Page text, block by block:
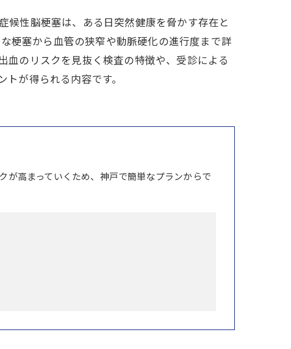
性脳梗塞は、ある日突然健康を脅かす存在と
梗塞から血管の狭窄や動脈硬化の進行度まで詳
血のリスクを見抜く検査の特徴や、受診による
が得られる内容です。
高まっていくため、神戸で簡単なプランからで